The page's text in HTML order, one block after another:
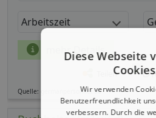
Arbeitszeit
mehr Details
Teilen
Quelle: germanpersonnel.de
Diese Webseite
Wir verwenden
Benutzerfreundlichkeit
verbessern. Durch die